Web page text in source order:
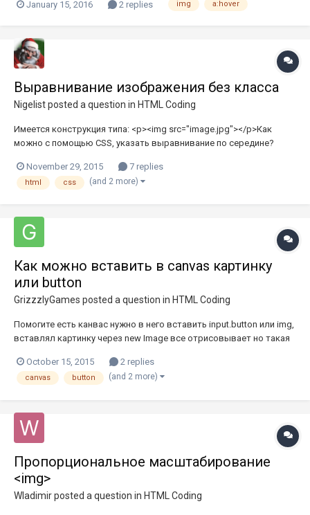
делается с помощью css с использованием псевдоссылки
January 15, 2016 2 replies img a:hover
Выравнивание изображения без класса
Nigelistposted a question in HTML Coding
Имеется конструкция типа: <p><img src="image.jpg"></p>Как
можно с помощью CSS, указать выравнивание по середине?
November 29, 2015 7 replies
html css (and 2 more)
Как можно вставить в canvas картинку
или button
GrizzzlyGames posted a question in HTML Coding
Помогите есть канвас нужно в него вставить input.button или img,
вставлял картинку через new Image все отрисовывает но такая
этого?
October 15, 2015 2 replies
canvas button (and 2 more)
Пропорциональное масштабирование
<img>
Wladimirposted a question in HTML Coding